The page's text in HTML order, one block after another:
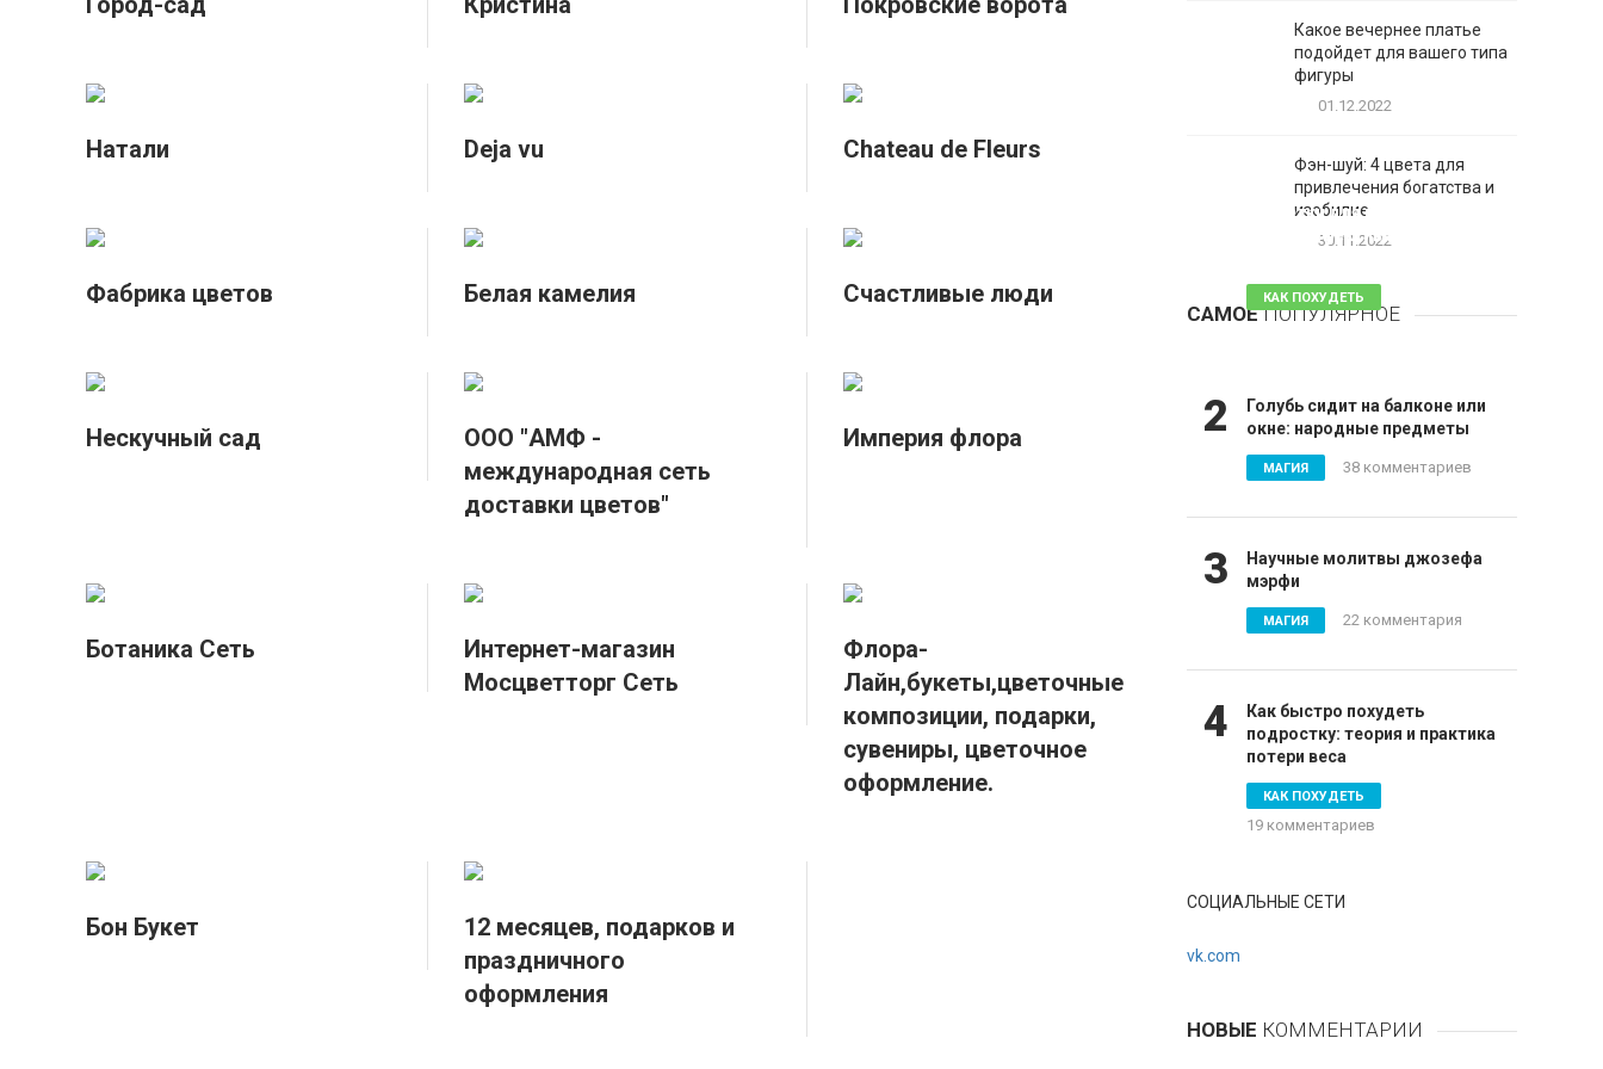
Натали Deja vu Chateau de Fleurs
Фабрика цветов Белая камелия Счастливые люди
Нескучный сад
ООО "АМФ -
международная сеть
доставки цветов"
Империя флора
Ботаника Сеть
Интернет-магазин
Мосцветторг Сеть
Флора-
Лайн,букеты,цветочные
композиции, подарки,
сувениры, цветочное
оформление.
Бон Букет
12 месяцев, подарков и
праздничного
оформления
Какое вечернее платье
подойдет для вашего типа
фигуры
01.12.2022
Фэн-шуй: 4 цвета для
привлечения богатства и
изобилие
30.11.2022
САМОЕПОПУЛЯРНОЕ
Таблетки для похудения -
обзор эффективных и
КАК ПОХУДЕТЬ
81 комментарий
2
Голубь сидит на балконе или
окне: народные предметы
МАГИЯ 38 комментариев
3
Научные молитвы джозефа
мэрфи
МАГИЯ 22 комментария
4
Как быстро похудеть
подростку: теория и практика
потери веса
КАК ПОХУДЕТЬ
19 комментариев
СОЦИАЛЬНЫЕ СЕТИ
vk.com
НОВЫЕ КОММЕНТАРИИ